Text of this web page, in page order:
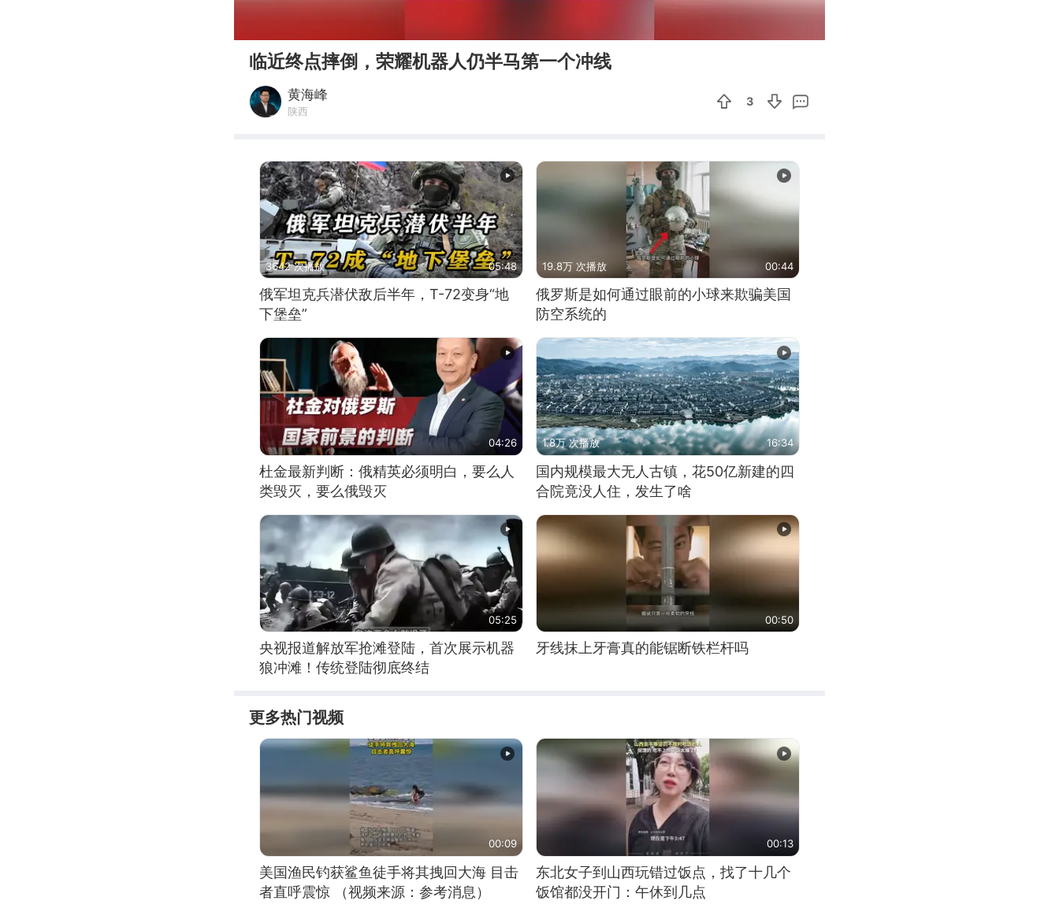
临近终点摔倒，荣耀机器人仍半马第一个冲线
黄海峰
陕西
3
3642 次播放 05:48
俄军坦克兵潜伏敌后半年，T-72变身“地
下堡垒”
19.8万 次播放 00:44
俄罗斯是如何通过眼前的小球来欺骗美国
防空系统的
04:26
杜金最新判断：俄精英必须明白，要么人
类毁灭，要么俄毁灭
1.8万 次播放 16:34
国内规模最大无人古镇，花50亿新建的四
合院竟没人住，发生了啥
05:25
央视报道解放军抢滩登陆，首次展示机器
狼冲滩！传统登陆彻底终结
00:50
牙线抹上牙膏真的能锯断铁栏杆吗
更多热门视频
00:09
美国渔民钓获鲨鱼徒手将其拽回大海 目击
者直呼震惊 （视频来源：参考消息）
00:13
东北女子到山西玩错过饭点，找了十几个
饭馆都没开门：午休到几点